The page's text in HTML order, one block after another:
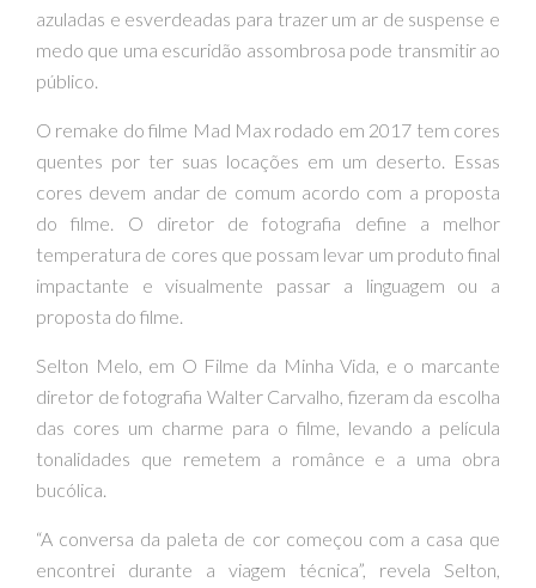
azuladas e esverdeadas para trazer um ar de suspense e
medo que uma escuridão assombrosa pode transmitir ao
público.
O remake do filme Mad Max rodado em 2017 tem cores
quentes por ter suas locações em um deserto. Essas
cores devem andar de comum acordo com a proposta
do filme. O diretor de fotografia define a melhor
temperatura de cores que possam levar um produto final
impactante e visualmente passar a linguagem ou a
proposta do filme.
Selton Melo, em O Filme da Minha Vida, e o marcante
diretor de fotografia Walter Carvalho, fizeram da escolha
das cores um charme para o filme, levando a película
tonalidades que remetem a românce e a uma obra
bucólica.
“A conversa da paleta de cor começou com a casa que
encontrei durante a viagem técnica”, revela Selton,